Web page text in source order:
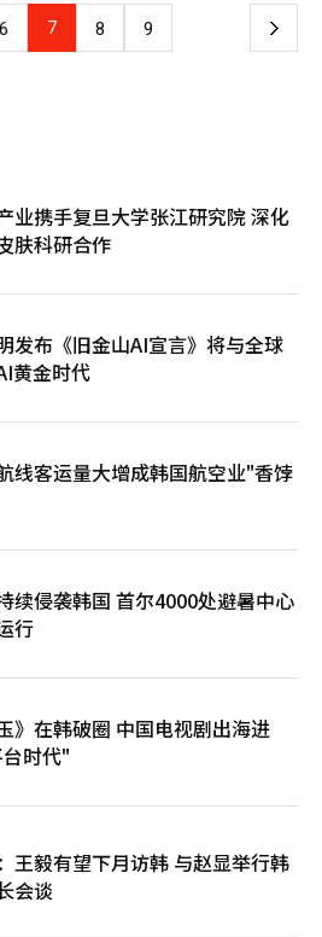
推出了外籍人才招聘服务“KLiK”。
翻译功能，包括英语和中文。该服务允
务的“Hire Diversity”合作，将支持
供与就业签证相关的咨询服务，以帮
，利用招聘公司和全球人才的数据进
服务公司K-
进军外籍人才招聘市场。Saramin通过
人才签证申请等提供一站式便利服务。
专注于时尚美妆的东大门dundun店。
的商圈特点，重点展示便利店非主流品
的运营。该公司还将积极利用专营店
前预测快速变化的外籍游客需求，并
此外，CU、GS25和
1万韩元（约合人民币52.2元）以下
实客户。CU最近与化妆品品牌
韩元价位的水光面膜、精华液和保
则与Dewytree、美迪惠尔等护肤
比的小容量化妆品。emart24也与品牌
砂膏和洁面乳等产品。 便利店业
其主要消费群体——Z世代（1995年至
2010年以后出生）的化妆品购买需
10至20岁年轻人购买化妆品的主要
人士表示，虽然短期内难以追赶欧利
东大门dundun
6 7 8 9 下
业携手复旦大学张江研究院 深化
肤科研合作
发布《旧金山AI宣言》将与全球
黄金时代
线客运量大增成韩国航空业"香饽
续侵袭韩国 首尔4000处避暑中心
行
》在韩破圈 中国电视剧出海进
时代"
王毅有望下月访韩 与赵显举行韩
会谈